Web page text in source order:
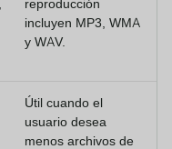
incluyen MP3, WMA
y WAV.
Útil cuando el
usuario desea
menos archivos de